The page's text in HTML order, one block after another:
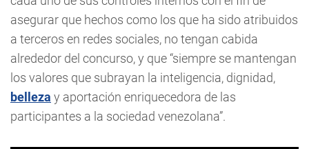
asegurar que hechos como los que ha sido atribuidos
a terceros en redes sociales, no tengan cabida
alrededor del concurso, y que “siempre se mantengan
los valores que subrayan la inteligencia, dignidad,
belleza y aportación enriquecedora de las
participantes a la sociedad venezolana”.